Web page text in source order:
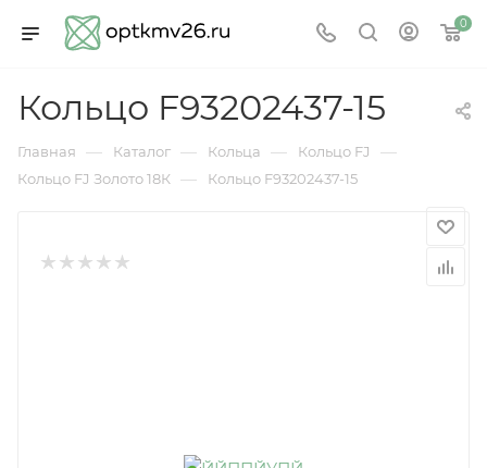
0
Кольцо F93202437-15
Главная — Каталог — Кольца — Кольцо FJ —
Кольцо FJ Золото 18К — Кольцо F93202437-15